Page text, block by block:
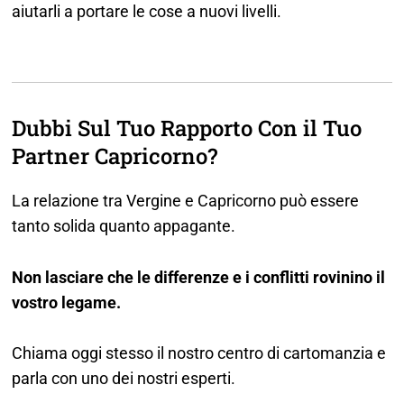
aiutarli a portare le cose a nuovi livelli.
Dubbi Sul Tuo Rapporto Con il Tuo
Partner Capricorno?
La relazione tra Vergine e Capricorno può essere
tanto solida quanto appagante.
Non lasciare che le differenze e i conflitti rovinino il
vostro legame.
Chiama oggi stesso il nostro centro di cartomanzia e
parla con uno dei nostri esperti.